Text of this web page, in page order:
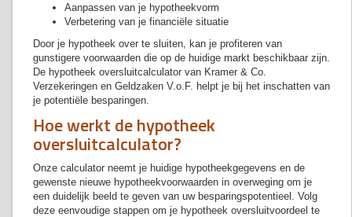
Aanpassen van je hypotheekvorm
Verbetering van je financiële situatie
Door je hypotheek over te sluiten, kan je profiteren van
gunstigere voorwaarden die op de huidige markt beschikbaar zijn.
De hypotheek oversluitcalculator van Kramer & Co.
Verzekeringen en Geldzaken V.o.F. helpt je bij het inschatten van
je potentiële besparingen.
Hoe werkt de hypotheek
oversluitcalculator?
Onze calculator neemt je huidige hypotheekgegevens en de
gewenste nieuwe hypotheekvoorwaarden in overweging om je
een duidelijk beeld te geven van uw besparingspotentieel. Volg
deze eenvoudige stappen om je hypotheek oversluitvoordeel te